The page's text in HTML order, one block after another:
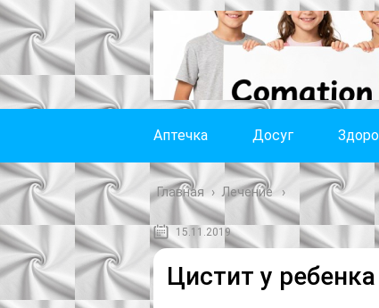
Аптечка Досуг
Главная › Лечение
15.11.2019
Цистит у